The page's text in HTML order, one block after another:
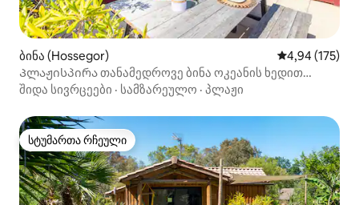
ბინა (Hossegor) საშუალო
4,94 (175)
Პლაჟისპირა თანამედროვე ბინა ოკეანის ხედით
ტერასით
შიდა სივრცეები · სამზარეულო · პლაჟი
სტუმართა რჩეული
სტუმართა რჩეული